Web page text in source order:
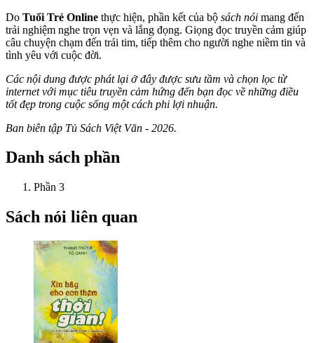
Do Tuổi Trẻ Online thực hiện, phần kết của bộ sách nói mang đến
trải nghiệm nghe trọn vẹn và lắng đọng. Giọng đọc truyền cảm giúp
câu chuyện chạm đến trái tim, tiếp thêm cho người nghe niềm tin và
tình yêu với cuộc đời.
Các nội dung được phát lại ở đây được sưu tầm và chọn lọc từ
internet với mục tiêu truyền cảm hứng đến bạn đọc về những điều
tốt đẹp trong cuộc sống một cách phi lợi nhuận.
Ban biên tập Tủ Sách Việt Văn - 2026.
Danh sách phần
Phần 3
Sách nói liên quan